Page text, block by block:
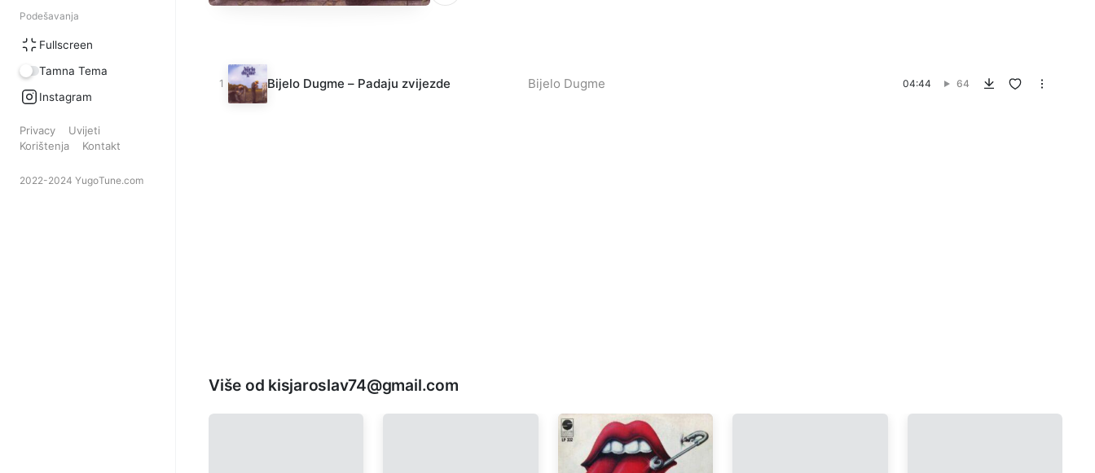
Podešavanja
Fullscreen
Tamna Tema
Instagram
Privacy
Uvijeti
Korištenja
Kontakt
2022-2024 YugoTune.com
Bijelo Dugme – Padaju zvijezde Bijelo Dugme 04:44 64
Više od kisjaroslav74@gmail.com